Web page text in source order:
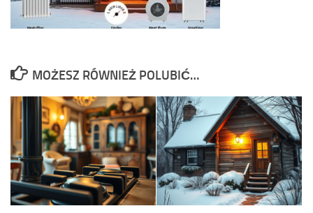
MOŻESZ RÓWNIEŻ POLUBIĆ…